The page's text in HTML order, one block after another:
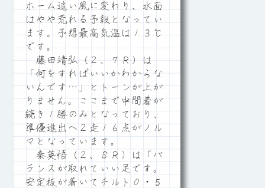
ホーム追い風に変わり、水面
はやや荒れる予報となってい
ます。予想最高気温は１３℃
です。
藤田靖弘（２、７Ｒ）は
「何をすればいいかわからな
いんです…」とトーンが上が
りません。ここまで中間着が
続き１勝のみとなっており、
準優進出へ２走１６点がノル
マとなっています。
秦英悟（２、８Ｒ）は「バ
ランスが取れていい足です。
安定板が着いてチルト０・５